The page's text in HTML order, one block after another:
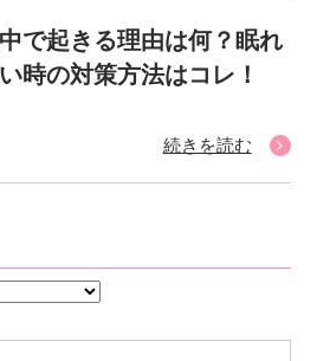
で起きる理由は何？眠れ
時の対策方法はコレ！
続きを読む